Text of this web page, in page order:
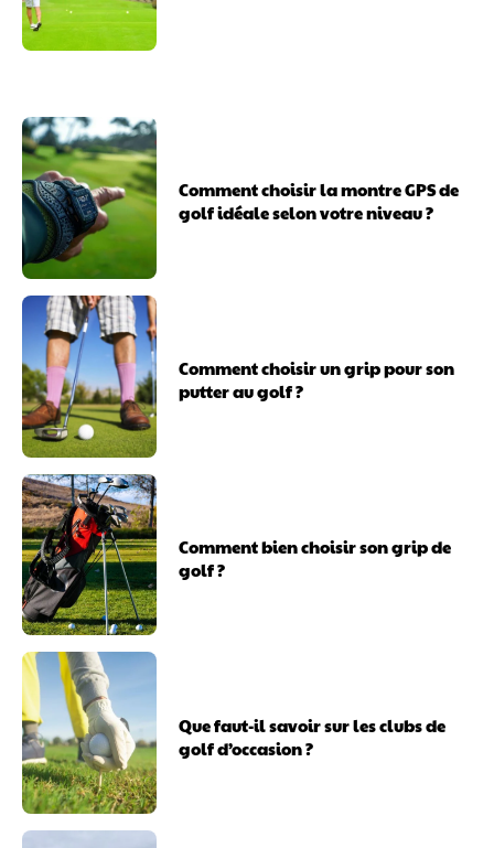
Comment choisir la montre GPS de
golf idéale selon votre niveau ?
Comment choisir un grip pour son
putter au golf ?
Comment bien choisir son grip de
golf ?
Que faut-il savoir sur les clubs de
golf d’occasion ?